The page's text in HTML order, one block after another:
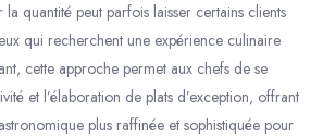
quantité peut parfois laisser certains clients
qui recherchent une expérience culinaire
cette approche permet aux chefs de se
et l’élaboration de plats d’exception, offrant
plus raffinée et sophistiquée pour